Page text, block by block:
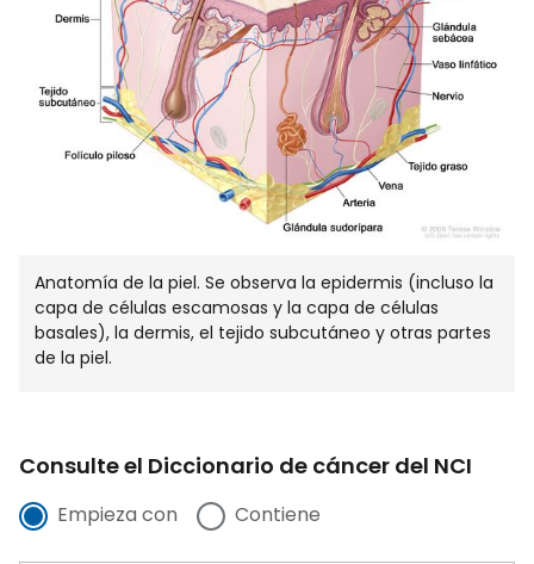
Anatomía de la piel. Se observa la epidermis (incluso la
capa de células escamosas y la capa de células
basales), la dermis, el tejido subcutáneo y otras partes
de la piel.
Consulte el Diccionario de cáncer del NCI
Empieza con Contiene